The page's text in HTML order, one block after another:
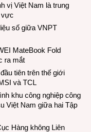
vị Việt Nam là trung
vực
số giữa VNPT
MateBook Fold
ra mắt
tiên trên thế giới
và TCL
khu công nghiệp công
Việt Nam giữa hai Tập
Hàng không Liên